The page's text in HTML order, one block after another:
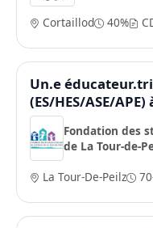
Cortaillod 40%
Un.e
(ES/HES/ASE/APE)
Fondation des
de La Tour-de-
La Tour-De-Peilz